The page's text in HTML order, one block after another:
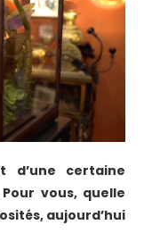
d’une certaine
vous, quelle
aujourd’hui